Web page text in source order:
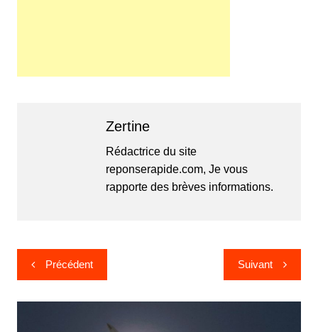
Zertine
Rédactrice du site
reponserapide.com, Je vous
rapporte des brèves informations.
Navigation
de
l’article
Précédent Suivant